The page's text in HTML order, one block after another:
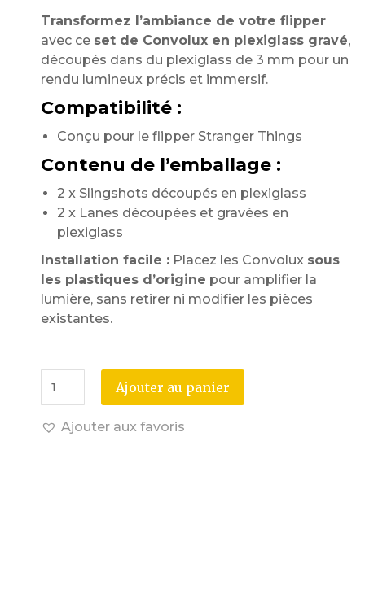
Transformez l’ambiance de votre flipper
avec ce set de Convolux en plexiglass gravé,
découpés dans du plexiglass de 3 mm pour un
rendu lumineux précis et immersif.
Compatibilité :
Conçu pour le flipper Stranger Things
Contenu de l’emballage :
2 x Slingshots découpés en plexiglass
2 x Lanes découpées et gravées en
plexiglass
Installation facile : Placez les Convolux sous
les plastiques d’origine pour amplifier la
lumière, sans retirer ni modifier les pièces
existantes.
Ajouter au panier
Ajouter aux favoris